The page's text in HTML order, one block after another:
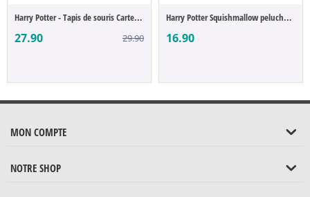
Harry Potter - Tapis de souris Carte du M...
27.90 29.90
Harry Potter Squishmallow peluche Hedwig ...
16.90
MON COMPTE
NOTRE SHOP